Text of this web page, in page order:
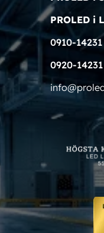
PROLED i
0910-14231
0920-14231